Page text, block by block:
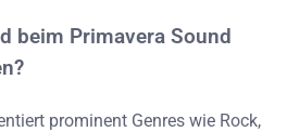
beim Primavera Sound
prominent Genres wie Rock,